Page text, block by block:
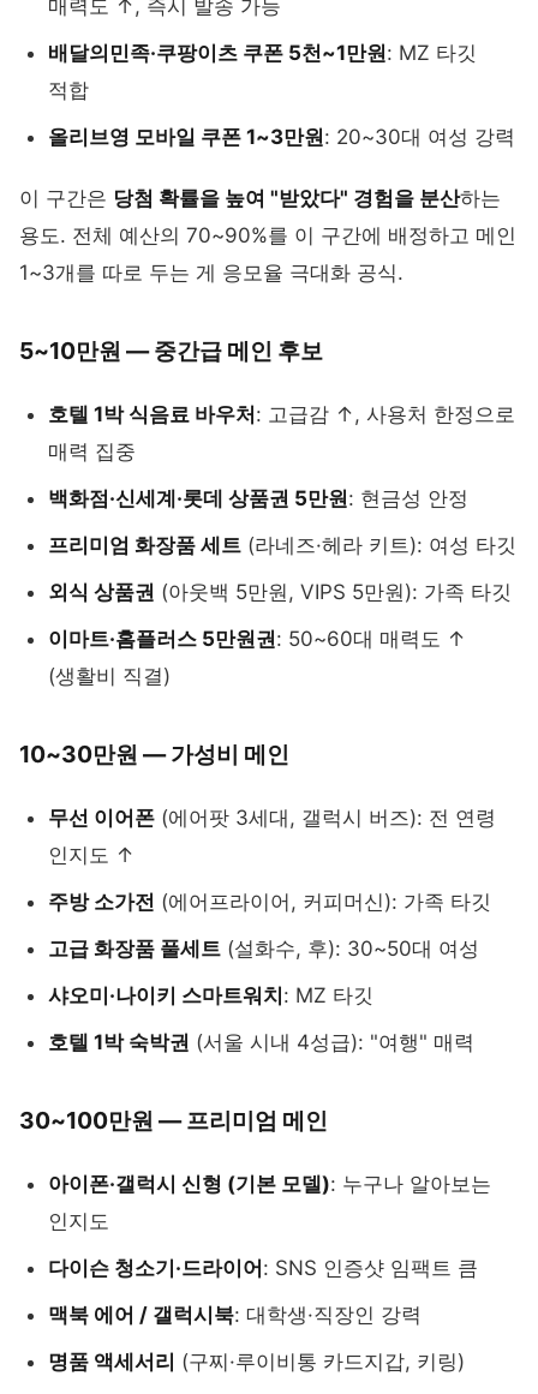
매력도 ↑, 즉시 발송 가능
배달의민족·쿠팡이츠 쿠폰 5천~1만원: MZ 타깃
적합
올리브영 모바일 쿠폰 1~3만원: 20~30대 여성 강력
이 구간은 당첨 확률을 높여 "받았다" 경험을 분산하는
용도. 전체 예산의 70~90%를 이 구간에 배정하고 메인
1~3개를 따로 두는 게 응모율 극대화 공식.
5~10만원 — 중간급 메인 후보
호텔 1박 식음료 바우처: 고급감 ↑, 사용처 한정으로
매력 집중
백화점·신세계·롯데 상품권 5만원: 현금성 안정
프리미엄 화장품 세트 (라네즈·헤라 키트): 여성 타깃
외식 상품권 (아웃백 5만원, VIPS 5만원): 가족 타깃
이마트·홈플러스 5만원권: 50~60대 매력도 ↑
(생활비 직결)
10~30만원 — 가성비 메인
무선 이어폰 (에어팟 3세대, 갤럭시 버즈): 전 연령
인지도 ↑
주방 소가전 (에어프라이어, 커피머신): 가족 타깃
고급 화장품 풀세트 (설화수, 후): 30~50대 여성
샤오미·나이키 스마트워치: MZ 타깃
호텔 1박 숙박권 (서울 시내 4성급): "여행" 매력
30~100만원 — 프리미엄 메인
아이폰·갤럭시 신형 (기본 모델): 누구나 알아보는
인지도
다이슨 청소기·드라이어: SNS 인증샷 임팩트 큼
맥북 에어 / 갤럭시북: 대학생·직장인 강력
명품 액세서리 (구찌·루이비통 카드지갑, 키링)